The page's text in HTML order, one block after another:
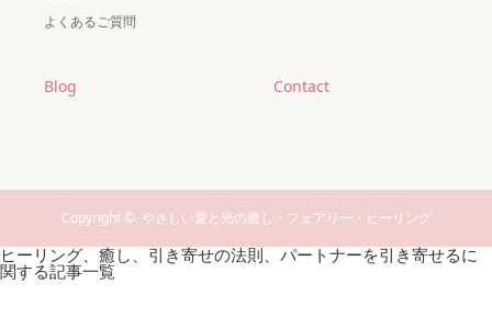
よくあるご質問
Blog Contact
Copyright © やさしい愛と光の癒し・フェアリー・ヒーリング
ヒーリング、癒し、引き寄せの法則、パートナーを引き寄せるに
関する記事一覧